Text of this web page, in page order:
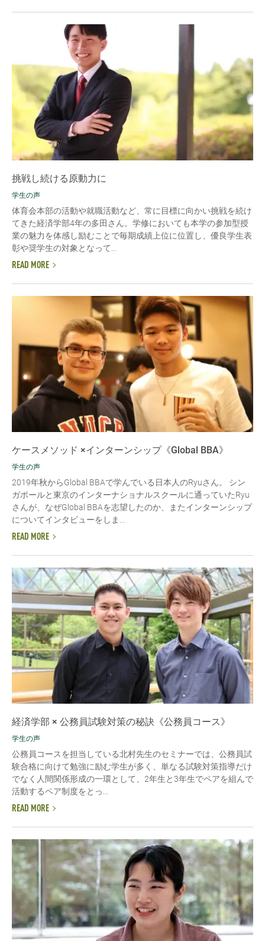
挑戦し続ける原動力に
学生の声
体育会本部の活動や就職活動など、常に目標に向かい挑戦を続け
てきた経済学部4年の多田さん。学修においても本学の参加型授
業の魅力を体感し励むことで毎期成績上位に位置し、優良学生表
彰や奨学生の対象となって...
READ MORE
ケースメソッド ×インターンシップ《Global BBA》
学生の声
2019年秋からGlobal BBAで学んでいる日本人のRyuさん。 シン
ガポールと東京のインターナショナルスクールに通っていたRyu
さんが、なぜGlobal BBAを志望したのか、またインターンシップ
についてインタビューをしま...
READ MORE
経済学部 × 公務員試験対策の秘訣《公務員コース》
学生の声
公務員コースを担当している北村先生のセミナーでは、公務員試
験合格に向けて勉強に励む学生が多く、単なる試験対策指導だけ
でなく人間関係形成の一環として、2年生と3年生でペアを組んで
活動するペア制度をとっ...
READ MORE